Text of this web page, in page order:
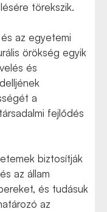
törekszik.
az egyetemi
örökség egyik
és
a
fejlődés
biztosítják
az állam
és tudásuk
az